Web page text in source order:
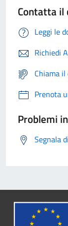
Contatta il
Leggi le
Richiedi
Chiama
Prenota
Problemi
Segnala